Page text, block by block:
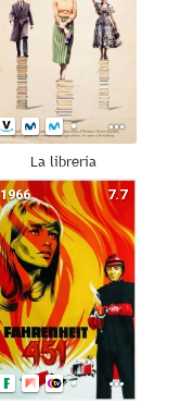
La librería
7.7
1966